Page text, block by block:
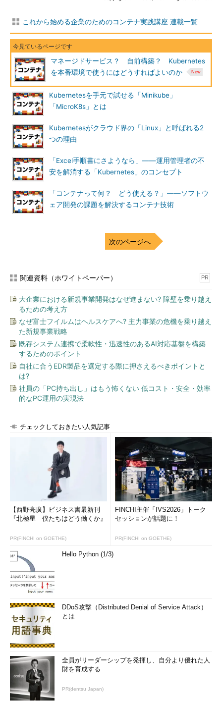
これから始める企業のためのコンテナ実践講座 連載一覧
マネージドサービス？ 自前構築？ Kubernetes
を本番環境で使うにはどうすればよいのか
Kubernetesを手元で試せる「Minikube」
「MicroK8s」とは
Kubernetesがクラウド界の「Linux」と呼ばれる2
つの理由
「Excel手順書にさようなら」――運用管理者の不
安を解消する「Kubernetes」のコンセプト
「コンテナって何？ どう使える？」――ソフトウ
ェア開発の課題を解決するコンテナ技術
次のページへ
関連資料（ホワイトペーパー） PR
大企業における新規事業開発はなぜ進まない? 障壁を乗り越え
るための考え方
なぜ富士フイルムはヘルスケアへ? 主力事業の危機を乗り越え
た新規事業戦略
既存システム連携で柔軟性・迅速性のあるAI対応基盤を構築
するためのポイント
自社に合うEDR製品を選定する際に押さえるべきポイントと
は?
社員の「PC持ち出し」はもう怖くない 低コスト・安全・効率
的なPC運用の実現法
チェックしておきたい人気記事
【西野亮廣】ビジネス書最新刊
『北極星 僕たちはどう働くか』
PR(FINCHI on GOETHE)
FINCHI主催「IVS2026」トーク
セッションが話題に！
PR(FINCHI on GOETHE)
Hello Python (1/3)
DDoS攻撃（Distributed Denial of Service Attack）
とは
全員がリーダーシップを発揮し、自分より優れた人
財を育成する
PR(dentsu Japan)